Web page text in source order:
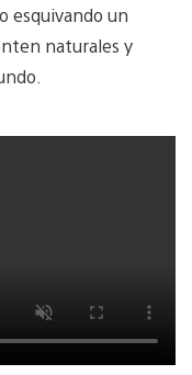
esquivando un
naturales y